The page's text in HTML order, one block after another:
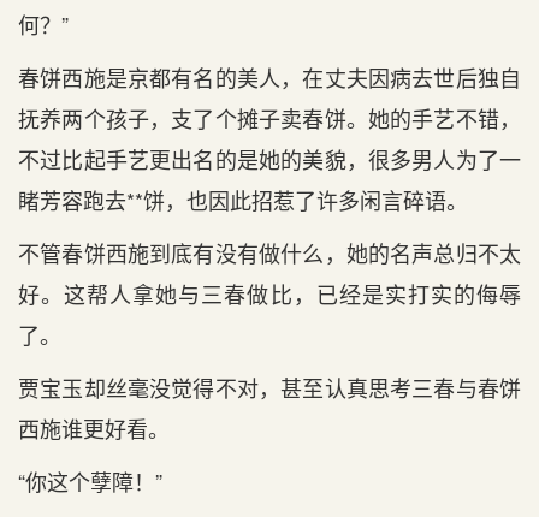
何？”
春饼西施是京都有名的美人，在丈夫因病去世后独自
抚养两个孩子，支了个摊子卖春饼。她的手艺不错，
不过比起手艺更出名的是她的美貌，很多男人为了一
睹芳容跑去**饼，也因此招惹了许多闲言碎语。
不管春饼西施到底有没有做什么，她的名声总归不太
好。这帮人拿她与三春做比，已经是实打实的侮辱
了。
贾宝玉却丝毫没觉得不对，甚至认真思考三春与春饼
西施谁更好看。
“你这个孽障！”